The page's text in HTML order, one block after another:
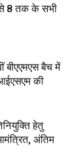
से 8 तक के सभी
बीएएमएस बैच में
की
हेतु
अंतिम